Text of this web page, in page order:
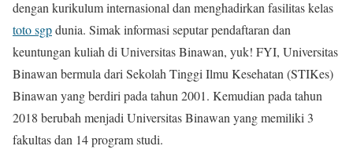
dengan kurikulum internasional dan menghadirkan fasilitas kelas
toto sgpdunia. Simak informasi seputar pendaftaran dan
keuntungan kuliah di Universitas Binawan, yuk! FYI, Universitas
Binawan bermula dari Sekolah Tinggi Ilmu Kesehatan (STIKes)
Binawan yang berdiri pada tahun 2001. Kemudian pada tahun
2018 berubah menjadi Universitas Binawan yang memiliki 3
fakultas dan 14 program studi.